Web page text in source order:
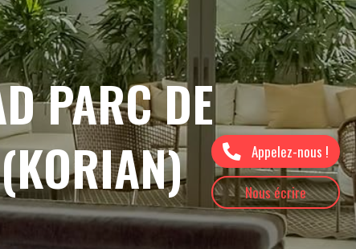
Appelez-nous !
Nous écrire
PARC DE